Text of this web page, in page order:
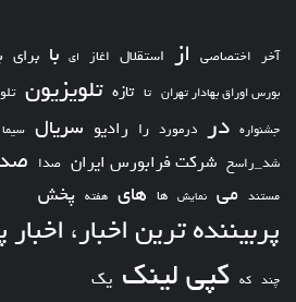
آخر اختصاصی از استقلال اغاز ای با برای
بورس اوراق بهادار تهران تا تازه تلویزیون
جشنواره در درمورد را رادیو سریال سیما
شد_راسخ شرکت فرابورس ایران صدا
مستند می نمایش ها های هفته پخش
پربیننده ترین اخبار، اخبار
چند که کپی لینک یک